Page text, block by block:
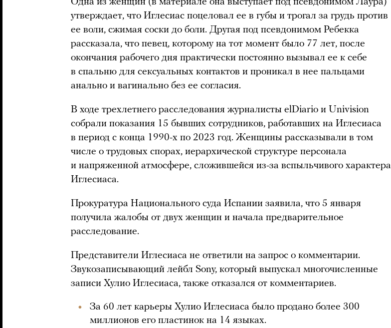
Одна из женщин (в материале она выступает под псевдонимом Лаура)
утверждает, что Иглесиас поцеловал ее в губы и трогал за грудь против
ее воли, сжимая соски до боли. Другая под псевдонимом Ребекка
рассказала, что певец, которому на тот момент было 77 лет, после
окончания рабочего дня практически постоянно вызывал ее к себе
в спальню для сексуальных контактов и проникал в нее пальцами
анально и вагинально без ее согласия.
В ходе трехлетнего расследования журналисты elDiario и Univision
собрали показания 15 бывших сотрудников, работавших на Иглесиаса
в период с конца 1990-х по 2023 год. Женщины рассказывали в том
числе о трудовых спорах, иерархической структуре персонала
и напряженной атмосфере, сложившейся из-за вспыльчивого характера
Иглесиаса.
Прокуратура Национального суда Испании заявила, что 5 января
получила жалобы от двух женщин и начала предварительное
расследование.
Представители Иглесиаса не ответили на запрос о комментарии.
Звукозаписывающий лейбл Sony, который выпускал многочисленные
записи Хулио Иглесиаса, также отказался от комментариев.
За 60 лет карьеры Хулио Иглесиаса было продано более 300
миллионов его пластинок на 14 языках.